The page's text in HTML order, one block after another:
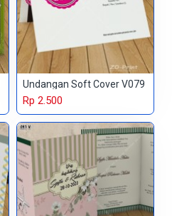
Undangan Soft Cover V079
Rp 2.500